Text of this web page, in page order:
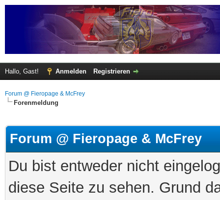
Hallo, Gast! Anmelden Registrieren
Forum @ Fieropage & McFrey
Forenmeldung
Forum @ Fieropage & McFrey
Du bist entweder nicht
diese Seite zu sehen. Grund